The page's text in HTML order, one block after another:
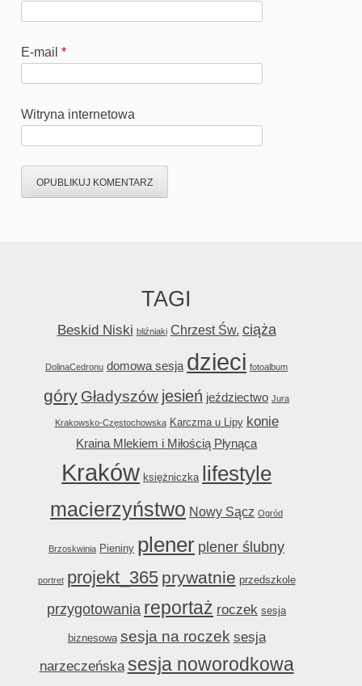
E-mail*
Witryna internetowa
TAGI
Beskid Niski bliźniaki Chrzest Św. ciąża
DolinaCedronu domowa sesja dzieci fotoalbum
góry Gładyszów jesień jeździectwo Jura
Krakowsko-Częstochowska Karczma u Lipy konie
Kraina Mlekiem i Miłością Płynąca
Kraków księżniczka lifestyle
macierzyństwo Nowy Sącz Ogród
Brzoskwinia Pieniny plener plener ślubny
portret projekt_365 prywatnie przedszkole
przygotowania reportaż roczek sesja
biznesowa sesja na roczek sesja
narzeczeńska sesja noworodkowa